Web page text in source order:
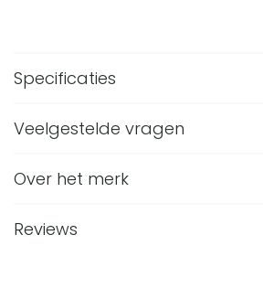
Specificaties
Merk
Hoogte (in CM)
Veelgestelde vragen
Wat zijn de afmetingen van het
Het Lewis & Loft nachtkastje Lily heeft
Over het merk
Reviews